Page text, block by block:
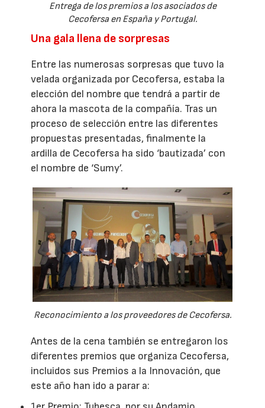
Entrega de los premios a los asociados de
Cecofersa en España y Portugal.
Una gala llena de sorpresas
Entre las numerosas sorpresas que tuvo la
velada organizada por Cecofersa, estaba la
elección del nombre que tendrá a partir de
ahora la mascota de la compañía. Tras un
proceso de selección entre las diferentes
propuestas presentadas, finalmente la
ardilla de Cecofersa ha sido ‘bautizada’ con
el nombre de ‘Sumy’.
Reconocimiento a los proveedores de Cecofersa.
Antes de la cena también se entregaron los
diferentes premios que organiza Cecofersa,
incluidos sus Premios a la Innovación, que
este año han ido a parar a: